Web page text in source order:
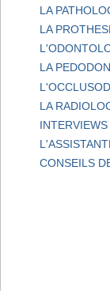
LA
LA
LA
LA
INTERVIEWS
CONSEILS